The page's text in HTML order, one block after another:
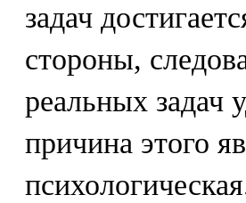
задач
стороны,
реальных задач
причина этого